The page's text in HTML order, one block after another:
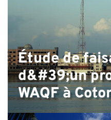
Étude de
d&#39;un
WAQF à